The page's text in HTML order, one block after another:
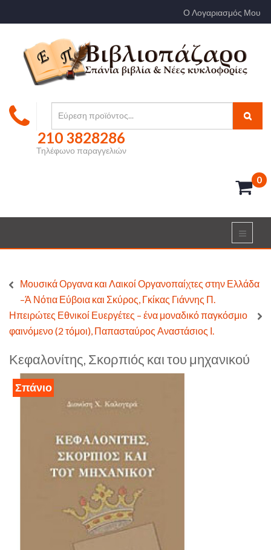
Ο Λογαριασμός Μου
210 3828286
Τηλέφωνο παραγγελιών
0
Μουσικά Οργανα και Λαικοί Οργανοπαίχτες στην Ελλάδα
–Ά Νότια Εύβοια και Σκύρος, Γκίκας Γιάννης Π.
Ηπειρώτες Εθνικοί Ευεργέτες – ένα μοναδικό παγκόσμιο
φαινόμενο (2 τόμοι), Παπασταύρος Αναστάσιος Ι.
Κεφαλονίτης, Σκορπιός και του μηχανικού
Σπάνιο